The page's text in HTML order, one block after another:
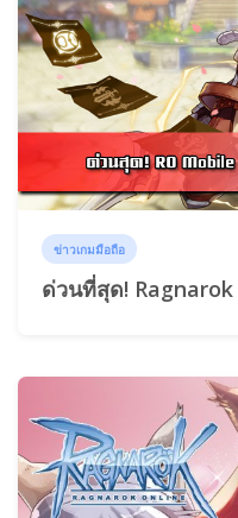
ข่าวเกมมือถือ
ด่วนที่สุด!